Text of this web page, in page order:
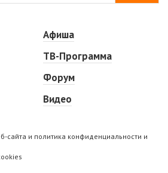
Афиша
ТВ-Программа
Форум
Видео
сайта и политика конфиденциальности и